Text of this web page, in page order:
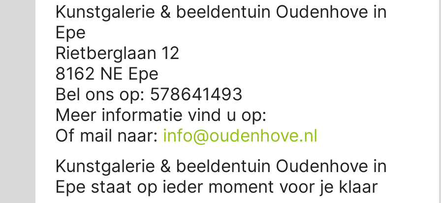
Kunstgalerie & beeldentuin Oudenhove in
Epe
Rietberglaan 12
8162 NE Epe
Bel ons op: 578641493
Meer informatie vind u op:
Of mail naar: info@oudenhove.nl
Kunstgalerie & beeldentuin Oudenhove in
Epe staat op ieder moment voor je klaar